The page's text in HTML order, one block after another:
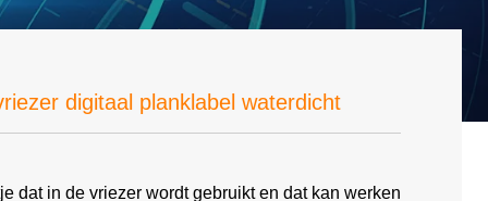
digitaal planklabel waterdicht
dat in de vriezer wordt gebruikt en dat kan werken